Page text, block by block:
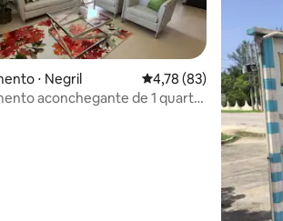
⋅ Negril 4,78 de uma
4,78 (83)
aconchegante de 1 quarto